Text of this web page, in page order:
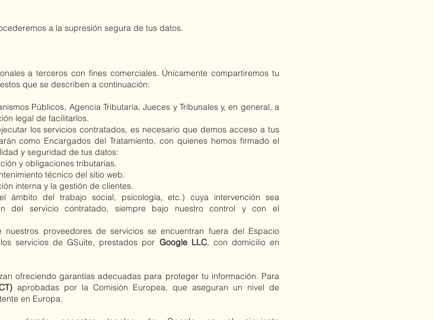
a la supresión segura de tus datos.
a terceros con fines comerciales. Únicamente compartiremos tu
que se describen a continuación:
Públicos, Agencia Tributaria, Jueces y Tribunales y, en general, a
legal de facilitarlos.​
los servicios contratados, es necesario que demos acceso a tus
como Encargados del Tratamiento, con quienes hemos firmado el
y seguridad de tus datos:
y obligaciones tributarias.
técnico del sitio web.
interna y la gestión de clientes.
ámbito del trabajo social, psicología, etc.) cuya intervención sea
del servicio contratado, siempre bajo nuestro control y con el
nuestros proveedores de servicios se encuentran fuera del Espacio
servicios de GSuite, prestados por Google LLC, con domicilio en
ofreciendo garantías adecuadas para proteger tu información. Para
aprobadas por la Comisión Europea, que aseguran un nivel de
en Europa.